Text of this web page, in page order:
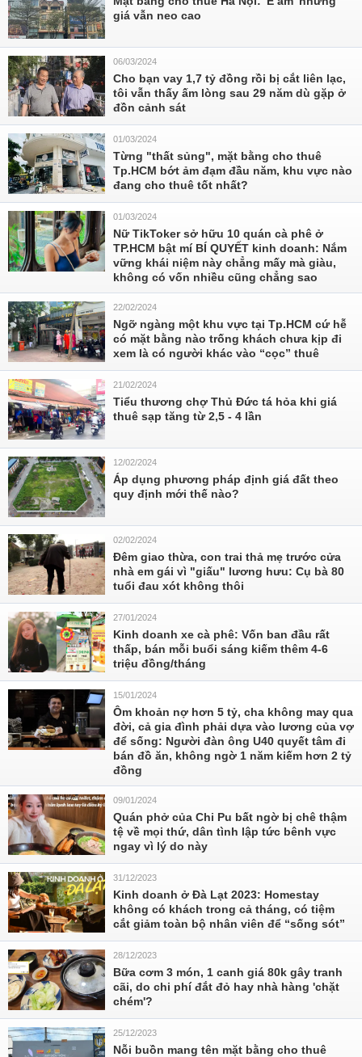
giá vẫn neo cao
06/03/2024
Cho bạn vay 1,7 tỷ đồng rồi bị cắt liên lạc,
tôi vẫn thấy ấm lòng sau 29 năm dù gặp ở
đồn cảnh sát
01/03/2024
Từng "thất sủng", mặt bằng cho thuê
Tp.HCM bớt ảm đạm đầu năm, khu vực nào
đang cho thuê tốt nhất?
01/03/2024
Nữ TikToker sở hữu 10 quán cà phê ở
TP.HCM bật mí BÍ QUYẾT kinh doanh: Nắm
vững khái niệm này chẳng mấy mà giàu,
không có vốn nhiều cũng chẳng sao
22/02/2024
Ngỡ ngàng một khu vực tại Tp.HCM cứ hễ
có mặt bằng nào trống khách chưa kịp đi
xem là có người khác vào “cọc” thuê
21/02/2024
Tiểu thương chợ Thủ Đức tá hỏa khi giá
thuê sạp tăng từ 2,5 - 4 lần
12/02/2024
Áp dụng phương pháp định giá đất theo
quy định mới thế nào?
02/02/2024
Đêm giao thừa, con trai thả mẹ trước cửa
nhà em gái vì "giấu" lương hưu: Cụ bà 80
tuổi đau xót không thôi
27/01/2024
Kinh doanh xe cà phê: Vốn ban đầu rất
thấp, bán mỗi buổi sáng kiếm thêm 4-6
triệu đồng/tháng
15/01/2024
Ôm khoản nợ hơn 5 tỷ, cha không may qua
đời, cả gia đình phải dựa vào lương của vợ
để sống: Người đàn ông U40 quyết tâm đi
bán đồ ăn, không ngờ 1 năm kiếm hơn 2 tỷ
đồng
09/01/2024
Quán phở của Chi Pu bất ngờ bị chê thậm
tệ về mọi thứ, dân tình lập tức bênh vực
ngay vì lý do này
31/12/2023
Kinh doanh ở Đà Lạt 2023: Homestay
không có khách trong cả tháng, có tiệm
cắt giảm toàn bộ nhân viên để “sống sót”
28/12/2023
Bữa cơm 3 món, 1 canh giá 80k gây tranh
cãi, do chi phí đắt đỏ hay nhà hàng 'chặt
chém'?
25/12/2023
Nỗi buồn mang tên mặt bằng cho thuê